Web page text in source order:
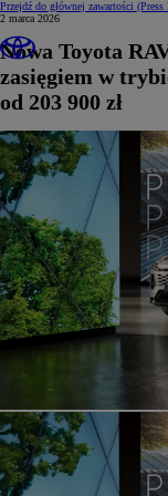
Przejdź do głównej zawartości (Press
2 marca 2026
Nowa Toyota
zasięgiem w
od 203 900 zł